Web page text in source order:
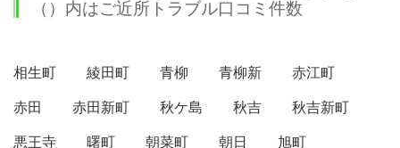
（）内はご近所トラブル口コミ件数
相生町 綾田町 青柳 青柳新
赤江町
赤田
赤田新町 秋ケ島 秋吉
秋吉新町
悪王寺
曙町 朝菜町 朝日
旭町